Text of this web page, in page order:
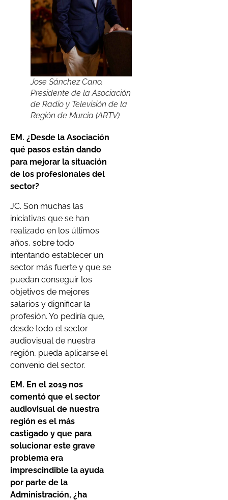
Jose Sánchez Cano,
Presidente de la Asociación
de Radio y Televisión de la
Región de Murcia (ARTV)
EM. ¿Desde la Asociación
qué pasos están dando
para mejorar la situación
de los profesionales del
sector?
JC. Son muchas las
iniciativas que se han
realizado en los últimos
años, sobre todo
intentando establecer un
sector más fuerte y que se
puedan conseguir los
objetivos de mejores
salarios y dignificar la
profesión. Yo pediría que,
desde todo el sector
audiovisual de nuestra
región, pueda aplicarse el
convenio del sector.
EM. En el 2019 nos
comentó que el sector
audiovisual de nuestra
región es el más
castigado y que para
solucionar este grave
problema era
imprescindible la ayuda
por parte de la
Administración, ¿ha